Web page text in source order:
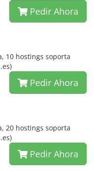
Pedir Ahora
10 hostings soporta
Pedir Ahora
20 hostings soporta
Pedir Ahora